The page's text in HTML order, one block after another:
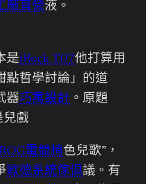
廠直營液。
是iRock T07他打算用
點哲學討論」的道
器巧寓設計 。原題
兒戲
ROG電競椅色兒歌”，
歐德系統傢俱議。有